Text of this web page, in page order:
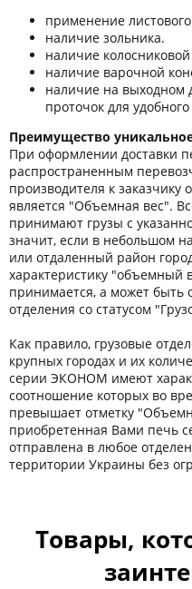
применение
наличие зольника.
наличие
наличие варочной
наличие на выходном
проточок для
Преимущество
При оформлении доставки
распространенным
производителя к заказчику
является "Объемная вес".
принимают грузы с
значит, если в небольшом
или отдаленный район
характеристику "объемный
принимается, а может быть
отделения со статусом
Как правило, грузовые
крупных городах и их
серии ЭКОНОМ имеют
соотношение которых во
превышает отметку
приобретенная Вами печь
отправлена ​​в любое
территории Украины без
Товары,